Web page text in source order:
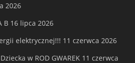
2026
B 16 lipca 2026
elektrycznej!!! 11 czerwca 2026
w ROD GWAREK 11 czerwca